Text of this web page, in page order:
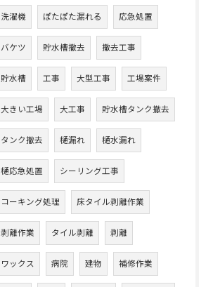
洗濯機 ぽたぽた漏れる 応急処置
バケツ 貯水槽撤去 撤去工事
貯水槽 工事 大型工事 工場案件
大きい工場 大工事 貯水槽タンク撤去
タンク撤去 樋漏れ 樋水漏れ
樋応急処置 シーリング工事
コーキング処理 床タイル剥離作業
剥離作業 タイル剥離 剥離
ワックス 病院 建物 補修作業